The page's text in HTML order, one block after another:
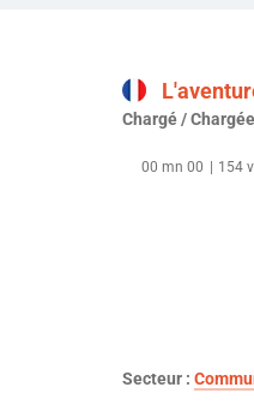
Chargé /
00 mn 00 154
Secteur :